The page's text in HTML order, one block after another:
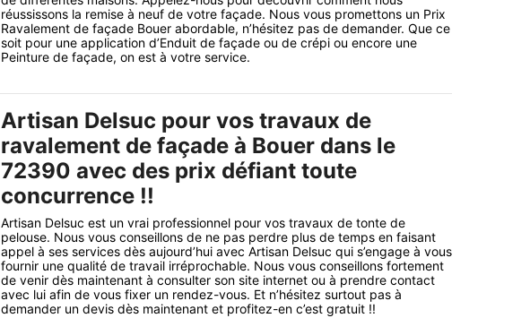
réussissons la remise à neuf de votre façade. Nous vous promettons un Prix
Ravalement de façade Bouer abordable, n’hésitez pas de demander. Que ce
soit pour une application d’Enduit de façade ou de crépi ou encore une
Peinture de façade, on est à votre service.
Artisan Delsuc pour vos travaux de
ravalement de façade à Bouer dans le
72390 avec des prix défiant toute
concurrence !!
Artisan Delsuc est un vrai professionnel pour vos travaux de tonte de
pelouse. Nous vous conseillons de ne pas perdre plus de temps en faisant
appel à ses services dès aujourd’hui avec Artisan Delsuc qui s’engage à vous
fournir une qualité de travail irréprochable. Nous vous conseillons fortement
de venir dès maintenant à consulter son site internet ou à prendre contact
avec lui afin de vous fixer un rendez-vous. Et n’hésitez surtout pas à
demander un devis dès maintenant et profitez-en c’est gratuit !!